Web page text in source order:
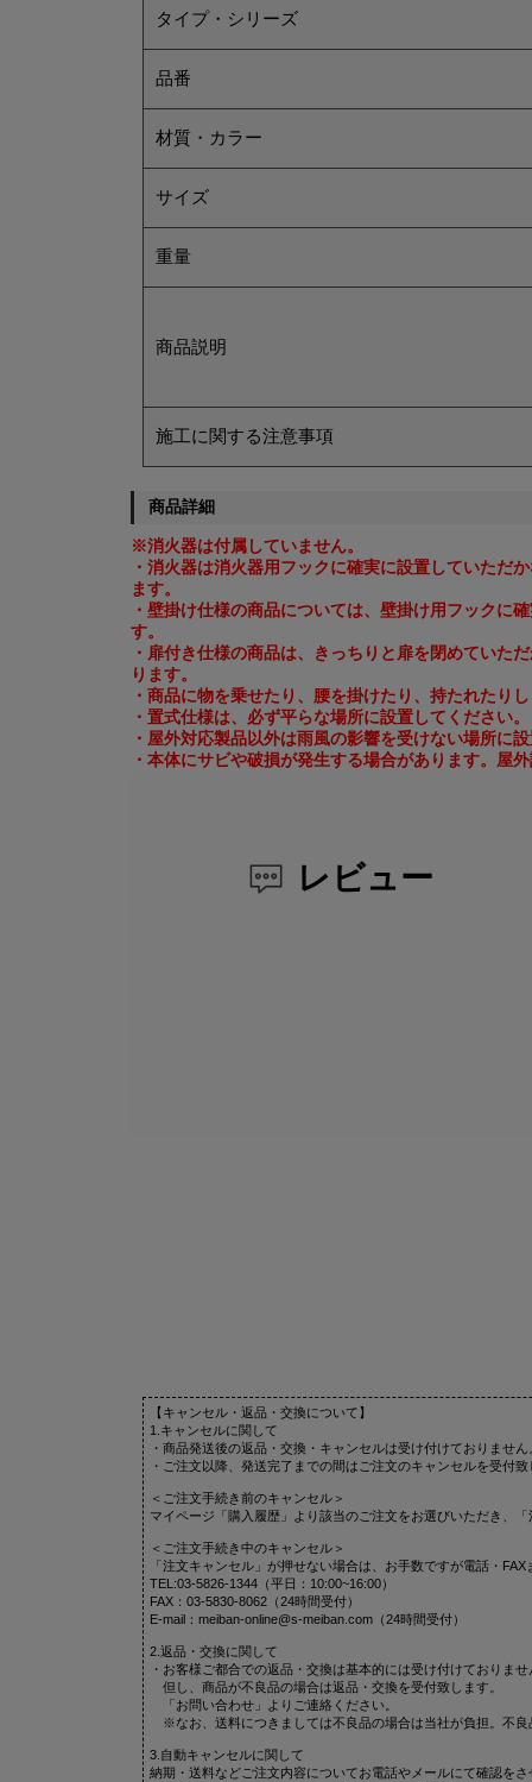
タイプ・シリーズ
品番
材質・カラー
サイズ
重量
商品説明
施工に関する注意事項
商品詳細
※消火器は付属していません。
・消火器は消火器用フックに確実に設置していただ
ます。
・壁掛け仕様の商品については、壁掛け用フックに
す。
・扉付き仕様の商品は、きっちりと扉を閉めていた
ります。
・商品に物を乗せたり、腰を掛けたり、持たれたり
・置式仕様は、必ず平らな場所に設置してください。
・屋外対応製品以外は雨風の影響を受けない場所に
・本体にサビや破損が発生する場合があります。屋
レビュー
【キャンセル・返品・交換について】
1.キャンセルに関して
・商品発送後の返品・交換・キャンセルは受け付けておりません
・ご注文以降、発送完了までの間はご注文のキャンセルを受付致
＜ご注文手続き前のキャンセル＞
マイページ「購入履歴」より該当のご注文をお選びいただき、
＜ご注文手続き中のキャンセル＞
「注文キャンセル」が押せない場合は、お手数ですが電話・
TEL:03-5826-1344（平日：10:00~16:00）
FAX：03-5830-8062（24時間受付）
E-mail：meiban-online@s-meiban.com（24時間受付）
2.返品・交換に関して
・お客様ご都合での返品・交換は基本的には受け付けておりませ
但し、商品が不良品の場合は返品・交換を受付致します。
「お問い合わせ」よりご連絡ください。
※なお、送料につきましては不良品の場合は当社が負担。不良
3.自動キャンセルに関して
納期・送料などご注文内容についてお電話やメールにて確認を